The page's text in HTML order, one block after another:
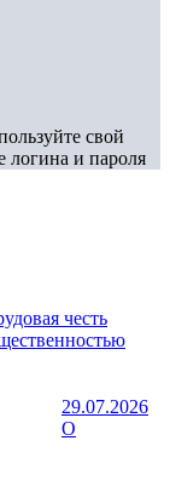
свой
логина и пароля
честь
29.07.2026
О